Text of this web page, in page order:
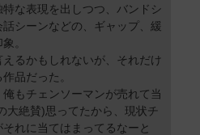
な表現を出しつつ、バンドシ
シーンなどの、ギャップ、緩
。
るかもしれないが、それだけ
品だった。
俺もチェンソーマンが売れて当
大絶賛)思ってたから、現状チ
れに当てはまってるなーと